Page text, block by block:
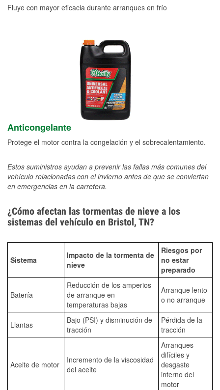
Fluye con mayor eficacia durante arranques en frío
Anticongelante
Protege el motor contra la congelación y el sobrecalentamiento.
Estos suministros ayudan a prevenir las fallas más comunes del
vehículo relacionadas con el invierno antes de que se conviertan
en emergencias en la carretera.
¿Cómo afectan las tormentas de nieve a los
sistemas del vehículo en Bristol, TN?
Sistema
Impacto de la tormenta de
nieve
Riesgos por
no estar
preparado
Batería
Reducción de los amperios
de arranque en
temperaturas bajas
Arranque lento
o no arranque
Llantas
Bajo (PSI) y disminución de
tracción
Pérdida de la
tracción
Aceite de motor
Incremento de la viscosidad
del aceite
Arranques
difíciles y
desgaste
interno del
motor